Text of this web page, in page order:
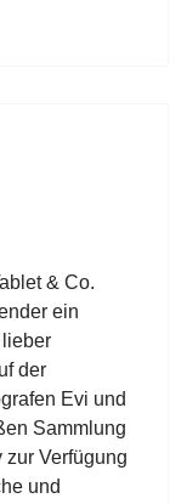
& Co.
ein
der
Evi und
Sammlung
Verfügung
und